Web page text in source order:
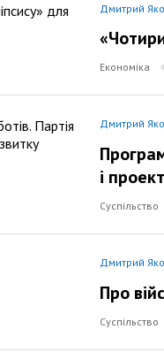
Дмитрий
Економіка
Дмитрий
і
Суспільство
Дмитрий
Про
Суспільство